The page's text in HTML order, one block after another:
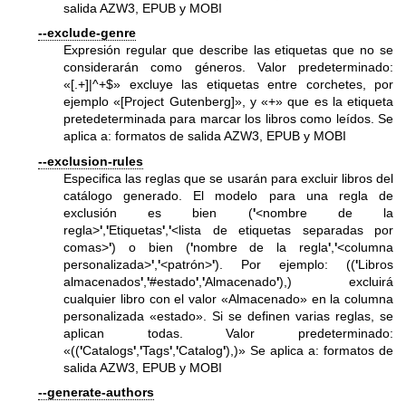
salida AZW3, EPUB y MOBI
--exclude-genre
Expresión regular que describe las etiquetas que no se
considerarán como géneros. Valor predeterminado:
«[.+]|^+$» excluye las etiquetas entre corchetes, por
ejemplo «[Project Gutenberg]», y «+» que es la etiqueta
pretedeterminada para marcar los libros como leídos. Se
aplica a: formatos de salida AZW3, EPUB y MOBI
--exclusion-rules
Especifica las reglas que se usarán para excluir libros del
catálogo generado. El modelo para una regla de
exclusión es bien ('<nombre de la
regla>' 'Etiquetas' '<lista de etiquetas separadas por
comas>') o bien ('nombre de la regla' '<columna
personalizada>' '<patrón>'). Por ejemplo: (('Libros
almacenados' '#estado' 'Almacenado'),) excluirá
cualquier libro con el valor «Almacenado» en la columna
personalizada «estado». Si se definen varias reglas, se
aplican todas. Valor predeterminado:
«(('Catalogs' 'Tags' 'Catalog'),)» Se aplica a: formatos de
salida AZW3, EPUB y MOBI
--generate-authors